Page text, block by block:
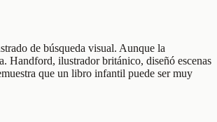
de búsqueda visual. Aunque la
Handford, ilustrador británico, diseñó escenas
que un libro infantil puede ser muy